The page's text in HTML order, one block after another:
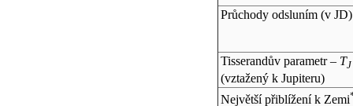
Průchody odsluním (v JD)
Tisserandův parametr – TJ
(vztažený k Jupiteru)
Největší přiblížení k Zemi